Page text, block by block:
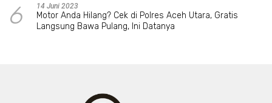
6 14 Juni 2023
Motor Anda Hilang? Cek di Polres Aceh Utara, Gratis
Langsung Bawa Pulang, Ini Datanya